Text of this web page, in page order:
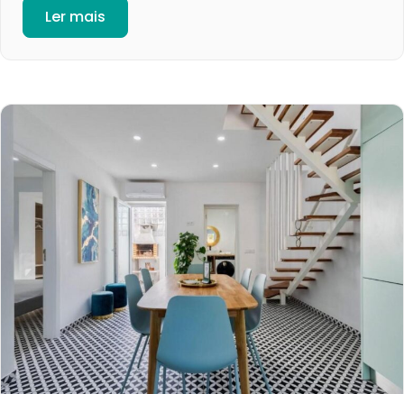
Ler mais